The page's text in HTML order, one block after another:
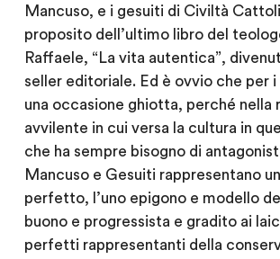
Mancuso, e i gesuiti di Civiltà
proposito dell’ultimo libro del
Raffaele, “La vita autentica”,
seller editoriale. Ed è ovvio che per i
una occasione ghiotta, perché nella
avvilente in cui versa la cultura in
che ha sempre bisogno di
Mancuso e Gesuiti rappresentano
perfetto, l’uno epigono e modello
buono e progressista e gradito ai
perfetti rappresentanti della